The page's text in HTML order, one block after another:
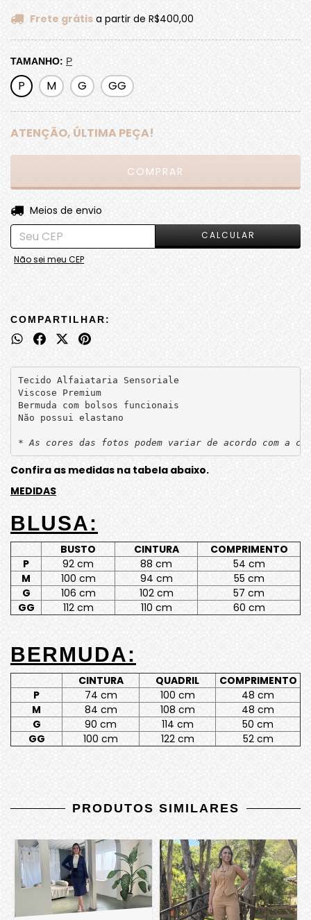
Frete grátis a partir de R$400,00
TAMANHO: P
P M G GG
ATENÇÃO, ÚLTIMA PEÇA!
Entregas para o CEP:
Meios de envio
CALCULAR
Não sei meu CEP
COMPARTILHAR:
Tecido Alfaiataria Sensoriale
Viscose Premium
Bermuda com bolsos funcionais
Não possui elastano
* As cores das fotos podem variar de acordo com a
Confira as medidas na tabela abaixo.
MEDIDAS
BLUSA:
BUSTO CINTURA
COMPRIMENTO
P
92 cm 88 cm
54 cm
M
100 cm 94 cm
55 cm
G
106 cm 102 cm
57 cm
GG
112 cm 110 cm 60 cm
BERMUDA:
CINTURA QUADRIL
COMPRIMENTO
P
74 cm 100 cm
48 cm
M
84 cm 108 cm
48 cm
G
90 cm 114 cm
50 cm
GG
100 cm 122 cm 52 cm
PRODUTOS SIMILARES